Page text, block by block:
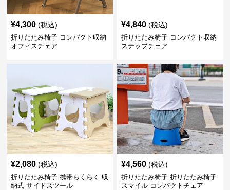
¥4,300 (税込)
折りたたみ椅子 コンパクト収納
オフィスチェア
¥4,840 (税込)
折りたたみ椅子 コンパクト収納
ステップチェア
¥2,080 (税込)
折りたたみ椅子 携帯らくらく 収
納式 サイドスツール
¥4,560 (税込)
折りたたみ椅子 折りたたみ椅子
スマイル コンパクトチェア